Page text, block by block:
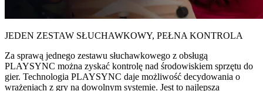
JEDEN ZESTAW SŁUCHAWKOWY, PEŁNA KONTROLA
Za sprawą jednego zestawu słuchawkowego z obsługą
PLAYSYNC można zyskać kontrolę nad środowiskiem sprzętu do
gier. Technologia PLAYSYNC daje możliwość decydowania o
wrażeniach z gry na dowolnym systemie. Jest to najlepsza